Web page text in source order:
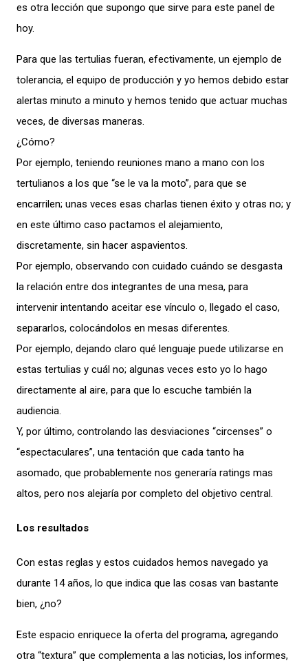
es otra lección que supongo que sirve para este panel de
hoy.
Para que las tertulias fueran, efectivamente, un ejemplo de
tolerancia, el equipo de producción y yo hemos debido estar
alertas minuto a minuto y hemos tenido que actuar muchas
veces, de diversas maneras.
¿Cómo?
Por ejemplo, teniendo reuniones mano a mano con los
tertulianos a los que “se le va la moto”, para que se
encarrilen; unas veces esas charlas tienen éxito y otras no; y
en este último caso pactamos el alejamiento,
discretamente, sin hacer aspavientos.
Por ejemplo, observando con cuidado cuándo se desgasta
la relación entre dos integrantes de una mesa, para
intervenir intentando aceitar ese vínculo o, llegado el caso,
separarlos, colocándolos en mesas diferentes.
Por ejemplo, dejando claro qué lenguaje puede utilizarse en
estas tertulias y cuál no; algunas veces esto yo lo hago
directamente al aire, para que lo escuche también la
audiencia.
Y, por último, controlando las desviaciones “circenses” o
“espectaculares”, una tentación que cada tanto ha
asomado, que probablemente nos generaría ratings mas
altos, pero nos alejaría por completo del objetivo central.
Los resultados
Con estas reglas y estos cuidados hemos navegado ya
durante 14 años, lo que indica que las cosas van bastante
bien, ¿no?
Este espacio enriquece la oferta del programa, agregando
otra “textura” que complementa a las noticias, los informes,